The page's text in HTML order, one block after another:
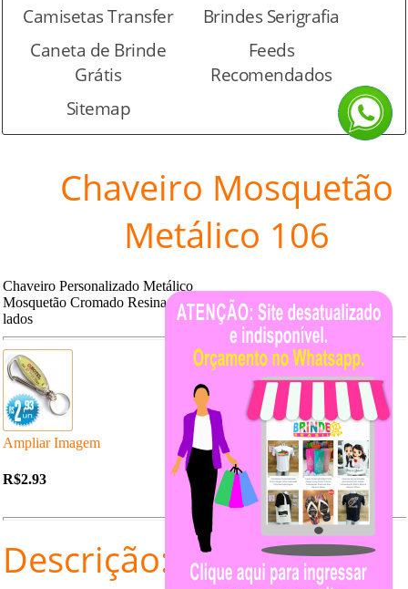
Camisetas Transfer
Brindes Serigrafia
Caneta de Brinde
Grátis
Feeds
Recomendados
Sitemap
Chaveiro Mosquetão
Metálico 106
Chaveiro Personalizado Metálico
Mosquetão Cromado Resina 2
lados
Ampliar Imagem
R$2.93
Descrição: